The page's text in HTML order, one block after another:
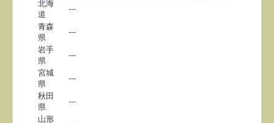
北海
道
---
青森
県
---
岩手
県
---
宮城
県
---
秋田
県
---
山形